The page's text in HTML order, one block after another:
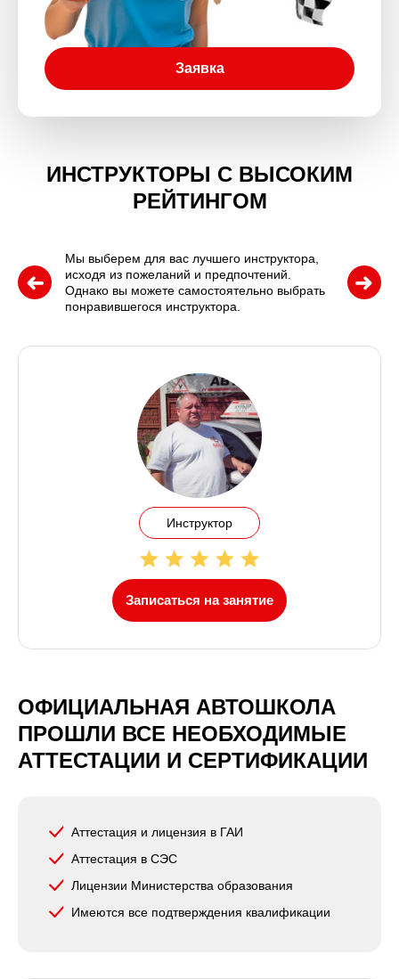
Заявка
ИНСТРУКТОРЫ С ВЫСОКИМ
РЕЙТИНГОМ
Мы выберем для вас лучшего инструктора,
исходя из пожеланий и предпочтений.
Однако вы можете самостоятельно выбрать
понравившегося инструктора.
Инструктор
Записаться на занятие
ОФИЦИАЛЬНАЯ АВТОШКОЛА
ПРОШЛИ ВСЕ НЕОБХОДИМЫЕ
АТТЕСТАЦИИ И СЕРТИФИКАЦИИ
Аттестация и лицензия в ГАИ
Аттестация в СЭС
Лицензии Министерства образования
Имеются все подтверждения квалификации